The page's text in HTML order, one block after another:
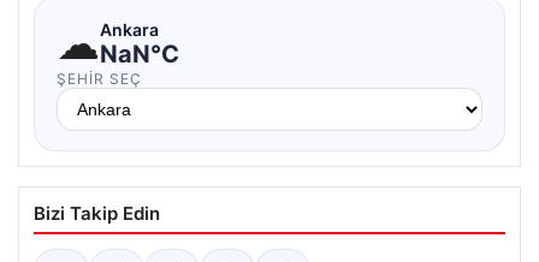
☁Ankara
NaN°C
ŞEHIR SEÇ
Bizi Takip Edin